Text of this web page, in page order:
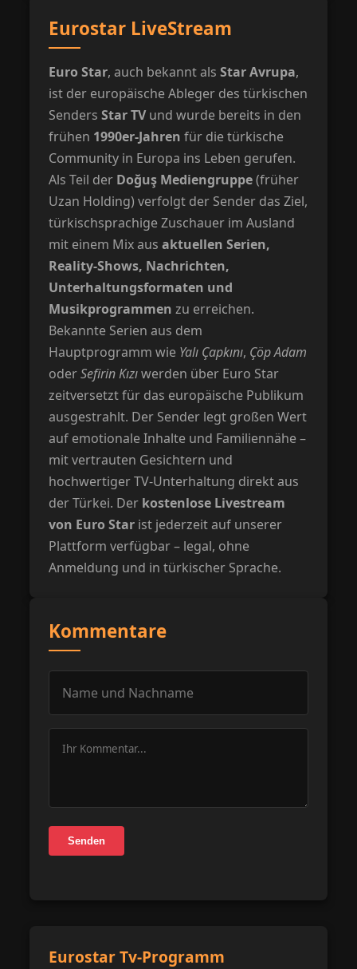
Eurostar LiveStream
Euro Star, auch bekannt alsStar Avrupa,
ist der europäische Ableger des türkischen
SendersStar TVund wurde bereits in den
frühen 1990er-Jahren für die türkische
Community in Europa ins Leben gerufen.
Als Teil der Doğuş Mediengruppe(früher
Uzan Holding) verfolgt der Sender das Ziel,
türkischsprachige Zuschauer im Ausland
mit einem Mix ausaktuellen Serien,
Reality-Shows, Nachrichten,
Unterhaltungsformaten und
Musikprogrammen zu erreichen.
Bekannte Serien aus dem
Hauptprogramm wie Yalı Çapkını, Çöp Adam
oderSefirin Kızıwerden über Euro Star
zeitversetzt für das europäische Publikum
ausgestrahlt. Der Sender legt großen Wert
auf emotionale Inhalte und Familiennähe –
mit vertrauten Gesichtern und
hochwertiger TV-Unterhaltung direkt aus
der Türkei. Der kostenlose Livestream
von Euro Star ist jederzeit auf unserer
Plattform verfügbar – legal, ohne
Anmeldung und in türkischer Sprache.
Kommentare
Senden
Eurostar Tv-Programm